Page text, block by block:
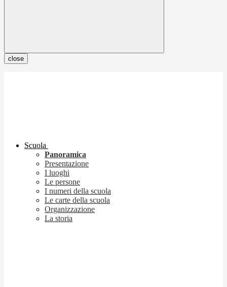
close
Scuola
Panoramica
Presentazione
I luoghi
Le persone
I numeri della scuola
Le carte della scuola
Organizzazione
La storia